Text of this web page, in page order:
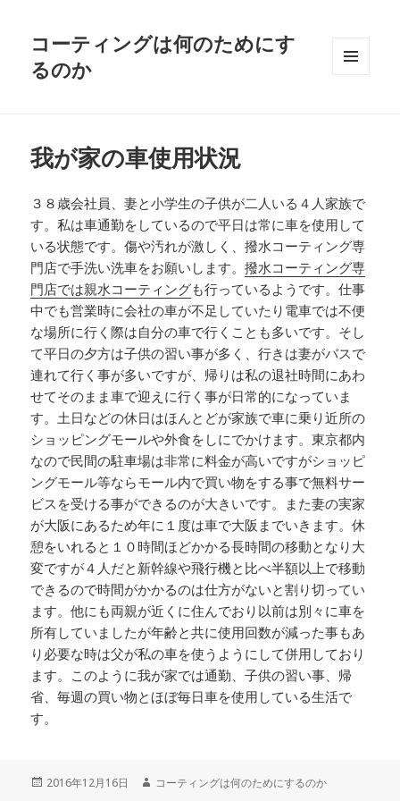
コーティングは何のためにす
るのか
我が家の車使用状況
３８歳会社員、妻と小学生の子供が二人いる４人家族で
す。私は車通勤をしているので平日は常に車を使用して
いる状態です。傷や汚れが激しく、撥水コーティング専
門店で手洗い洗車をお願いします。撥水コーティング専
門店では親水コーティングも行っているようです。仕事
中でも営業時に会社の車が不足していたり電車では不便
な場所に行く際は自分の車で行くことも多いです。そし
て平日の夕方は子供の習い事が多く、行きは妻がバスで
連れて行く事が多いですが、帰りは私の退社時間にあわ
せてそのまま車で迎えに行く事が日常的になっていま
す。土日などの休日はほんとどが家族で車に乗り近所の
ショッピングモールや外食をしにでかけます。東京都内
なので民間の駐車場は非常に料金が高いですがショッピ
ングモール等ならモール内で買い物をする事で無料サー
ビスを受ける事ができるのが大きいです。また妻の実家
が大阪にあるため年に１度は車で大阪までいきます。休
憩をいれると１０時間ほどかかる長時間の移動となり大
変ですが４人だと新幹線や飛行機と比べ半額以上で移動
できるので時間がかかるのは仕方がないと割り切ってい
ます。他にも両親が近くに住んでおり以前は別々に車を
所有していましたが年齢と共に使用回数が減った事もあ
り必要な時は父が私の車を使うようにして併用しており
ます。このように我が家では通勤、子供の習い事、帰
省、毎週の買い物とほぼ毎日車を使用している生活で
す。
投
2016年12月16日
作
コーティングは何のためにするのか